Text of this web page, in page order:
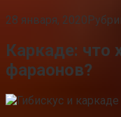
28 января, 2020
Каркаде: что
фараонов?